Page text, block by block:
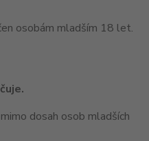
osobám mladším 18 let.
dosah osob mladších